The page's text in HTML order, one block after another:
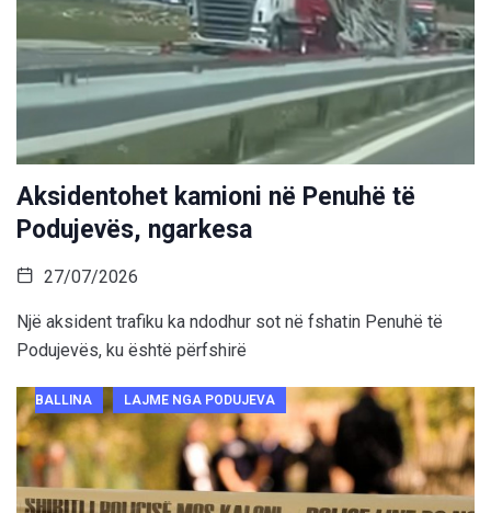
Aksidentohet kamioni në Penuhë të
Podujevës, ngarkesa
27/07/2026
Një aksident trafiku ka ndodhur sot në fshatin Penuhë të
Podujevës, ku është përfshirë
BALLINA LAJME NGA PODUJEVA